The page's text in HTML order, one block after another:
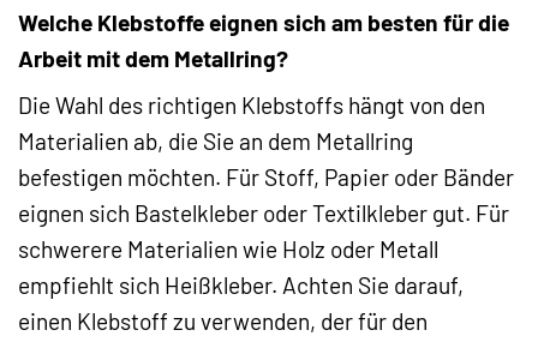
Welche Klebstoffe eignen sich am besten für die
Arbeit mit dem Metallring?
Die Wahl des richtigen Klebstoffs hängt von den
Materialien ab, die Sie an dem Metallring
befestigen möchten. Für Stoff, Papier oder Bänder
eignen sich Bastelkleber oder Textilkleber gut. Für
schwerere Materialien wie Holz oder Metall
empfiehlt sich Heißkleber. Achten Sie darauf,
einen Klebstoff zu verwenden, der für den